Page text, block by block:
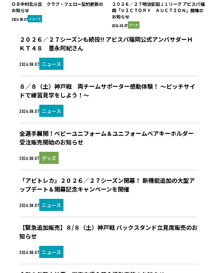
ＯＢ中村北斗氏 クラブ・フェロー契約更新の
お知らせ
2026.08.07 ニュース
２０２６／２７明治安田Ｊ１リーグ アビスパ福
岡「ＶＩＣＴＯＲＹ ＡＵＣＴＩＯＮ」開催の
お知らせ
2026.08.07 グッズ
2026.08.07 ニュース
２０２６／２７シーズンも続投!! アビスパ福岡公式アンバサダーＨ
ＫＴ４８ 豊永阿紀さん
2026.08.07 ニュース
８／８（土）神戸戦 両チームサポーター感動体験！ ～ピッチサイ
ドで練習見学をしよう！～
2026.08.07 グッズ
全選手展開！ベビーユニフォーム＆ユニフォームベアキーホルダー
受注販売開始のお知らせ
2026.08.07 ニュース
「アビトレカ」２０２６／２７シーズン開幕！ 新機能追加の大型ア
ップデート＆開幕記念キャンペーンを開催
2026.08.07 ニュース
【緊急追加販売】８/８（土）神戸戦 バックスタンド立見席販売のお
知らせ